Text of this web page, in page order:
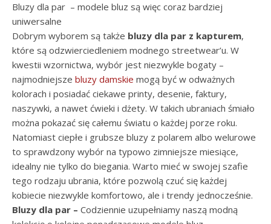
Bluzy dla par – modele bluz są więc coraz bardziej
uniwersalne
Dobrym wyborem są także bluzy dla par z kapturem,
które są odzwierciedleniem modnego streetwear’u. W
kwestii wzornictwa, wybór jest niezwykle bogaty –
najmodniejsze bluzy damskie mogą być w odważnych
kolorach i posiadać ciekawe printy, desenie, faktury,
naszywki, a nawet ćwieki i dżety. W takich ubraniach śmiało
można pokazać się całemu światu o każdej porze roku.
Natomiast ciepłe i grubsze bluzy z polarem albo welurowe
to sprawdzony wybór na typowo zimniejsze miesiące,
idealny nie tylko do biegania. Warto mieć w swojej szafie
tego rodzaju ubrania, które pozwolą czuć się każdej
kobiecie niezwykle komfortowo, ale i trendy jednocześnie.
Bluzy dla par – Codziennie uzupełniamy naszą modną